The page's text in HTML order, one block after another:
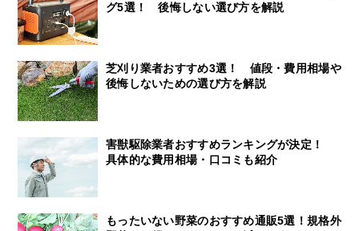
グ5選！ 後悔しない選び方を解説
芝刈り業者おすすめ3選！ 値段・費用相場や
後悔しないための選び方を解説
害獣駆除業者おすすめランキングが決定！
具体的な費用相場・口コミも紹介
もったいない野菜のおすすめ通販5選！規格外